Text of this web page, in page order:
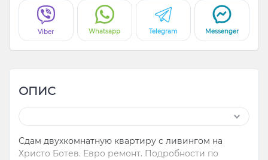
Viber Whatsapp Telegram Messenger
ОПИС
Сдам двухкомнатную квартиру с ливингом на
Христо Ботев. Евро ремонт. Подробности по